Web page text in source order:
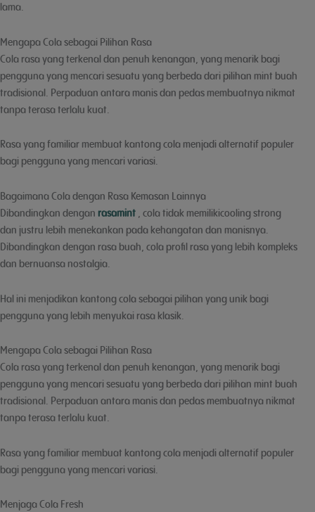
lama.
Mengapa Cola sebagai Pilihan Rasa
Cola rasa yang terkenal dan penuh kenangan, yang menarik bagi
pengguna yang mencari sesuatu yang berbeda dari pilihan mint buah
tradisional. Perpaduan antara manis dan pedas membuatnya nikmat
tanpa terasa terlalu kuat.
Rasa yang familiar membuat kantong cola menjadi alternatif populer
bagi pengguna yang mencari variasi.
Bagaimana Cola dengan Rasa Kemasan Lainnya
Dibandingkan dengan rasamint , cola tidak memilikicooling strong
dan justru lebih menekankan pada kehangatan dan manisnya.
Dibandingkan dengan rasa buah, cola profil rasa yang lebih kompleks
dan bernuansa nostalgia.
Hal ini menjadikan kantong cola sebagai pilihan yang unik bagi
pengguna yang lebih menyukai rasa klasik.
Mengapa Cola sebagai Pilihan Rasa
Cola rasa yang terkenal dan penuh kenangan, yang menarik bagi
pengguna yang mencari sesuatu yang berbeda dari pilihan mint buah
tradisional. Perpaduan antara manis dan pedas membuatnya nikmat
tanpa terasa terlalu kuat.
Rasa yang familiar membuat kantong cola menjadi alternatif populer
bagi pengguna yang mencari variasi.
Menjaga Cola Fresh